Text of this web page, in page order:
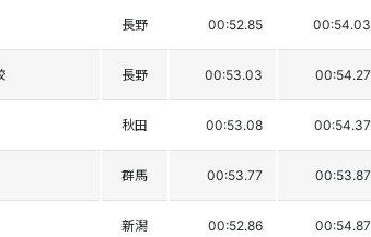
長野 00:52.85 00:54.03
長野 00:53.03 00:54.27
秋田 00:53.08 00:54.37
群馬 00:53.77 00:53.87
新潟 00:52.86 00:54.87